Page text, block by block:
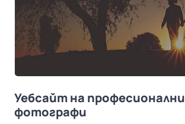
Уебсайт на професионални
фотографи